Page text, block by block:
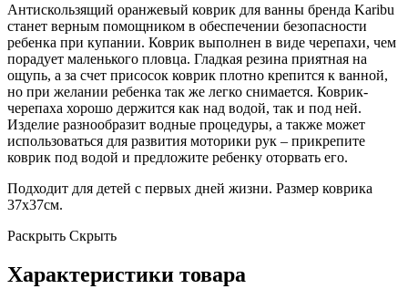
Антискользящий оранжевый коврик для ванны бренда Karibu
станет верным помощником в обеспечении безопасности
ребенка при купании. Коврик выполнен в виде черепахи, чем
порадует маленького пловца. Гладкая резина приятная на
ощупь, а за счет присосок коврик плотно крепится к ванной,
но при желании ребенка так же легко снимается. Коврик-
черепаха хорошо держится как над водой, так и под ней.
Изделие разнообразит водные процедуры, а также может
использоваться для развития моторики рук – прикрепите
коврик под водой и предложите ребенку оторвать его.
Подходит для детей с первых дней жизни. Размер коврика
37х37см.
Раскрыть Скрыть
Характеристики товара